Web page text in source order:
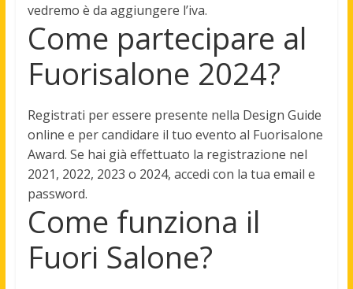
vedremo è da aggiungere l’iva.
Come partecipare al
Fuorisalone 2024?
Registrati per essere presente nella Design Guide
online e per candidare il tuo evento al Fuorisalone
Award. Se hai già effettuato la registrazione nel
2021, 2022, 2023 o 2024, accedi con la tua email e
password.
Come funziona il
Fuori Salone?